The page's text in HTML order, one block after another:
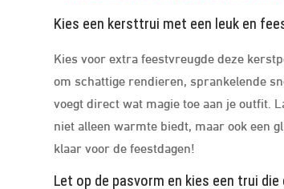
Kies een kersttrui met een leuk en
Kies voor extra feestvreugde deze
om schattige rendieren, sprankelende
voegt direct wat magie toe aan je outfit.
niet alleen warmte biedt, maar ook een
klaar voor de feestdagen!
Let op de pasvorm en kies een trui